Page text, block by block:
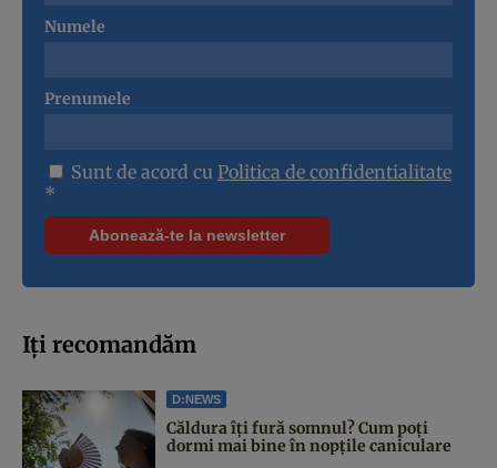
Numele
Prenumele
Sunt de acord cu Politica de confidentialitate
*
Iți recomandăm
D:NEWS
Căldura îți fură somnul? Cum poți
dormi mai bine în nopțile caniculare